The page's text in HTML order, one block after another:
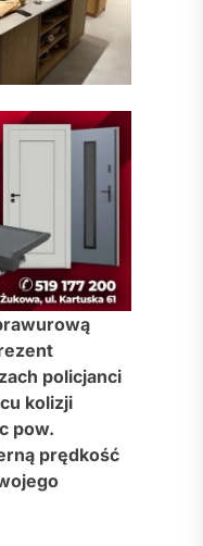
policjanci
kolizji
pow.
prędkość